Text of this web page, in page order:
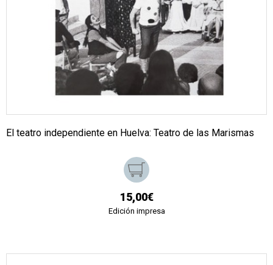
El teatro independiente en Huelva: Teatro de las Marismas
15,00€
Edición impresa